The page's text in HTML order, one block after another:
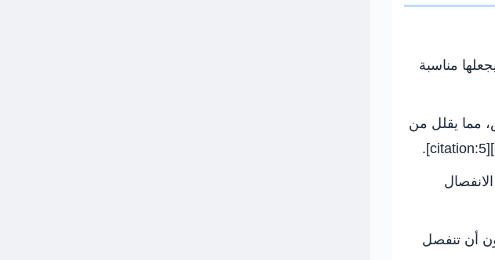
مناسبة
مما يقلل من
أن تنفصل